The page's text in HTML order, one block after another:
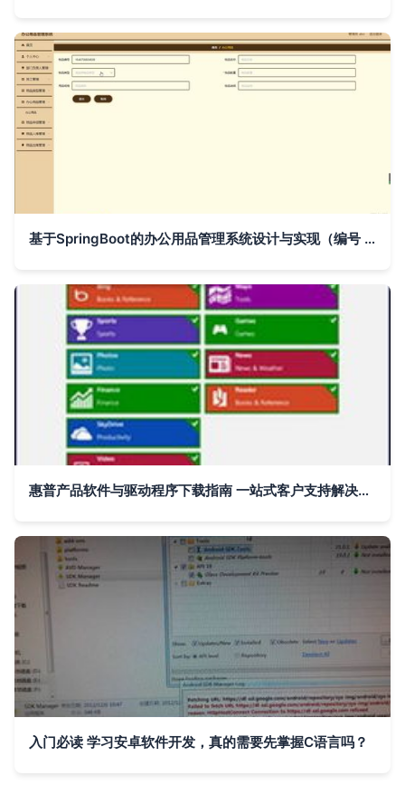
基于SpringBoot的办公用品管理系统设计与实现（编号 y758m）——计算机毕业设计全案
惠普产品软件与驱动程序下载指南 一站式客户支持解决方案
入门必读 学习安卓软件开发，真的需要先掌握C语言吗？